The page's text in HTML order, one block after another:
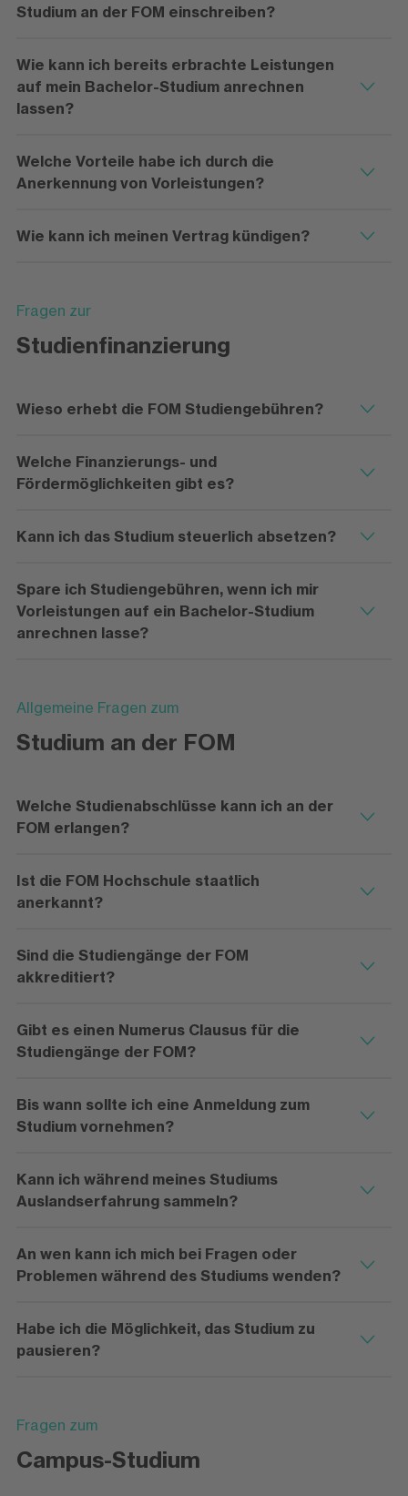
Studium an der FOM einschreiben?
Wie kann ich bereits erbrachte Leistungen
auf mein Bachelor-Studium anrechnen
lassen?
Welche Vorteile habe ich durch die
Anerkennung von Vorleistungen?
Wie kann ich meinen Vertrag kündigen?
Fragen zur
Studienfinanzierung
Wieso erhebt die FOM Studiengebühren?
Welche Finanzierungs- und
Fördermöglichkeiten gibt es?
Kann ich das Studium steuerlich absetzen?
Spare ich Studiengebühren, wenn ich mir
Vorleistungen auf ein Bachelor-Studium
anrechnen lasse?
Allgemeine Fragen zum
Studium an der FOM
Welche Studienabschlüsse kann ich an der
FOM erlangen?
Ist die FOM Hochschule staatlich
anerkannt?
Sind die Studiengänge der FOM
akkreditiert?
Gibt es einen Numerus Clausus für die
Studiengänge der FOM?
Bis wann sollte ich eine Anmeldung zum
Studium vornehmen?
Kann ich während meines Studiums
Auslandserfahrung sammeln?
An wen kann ich mich bei Fragen oder
Problemen während des Studiums wenden?
Habe ich die Möglichkeit, das Studium zu
pausieren?
Fragen zum
Campus-Studium